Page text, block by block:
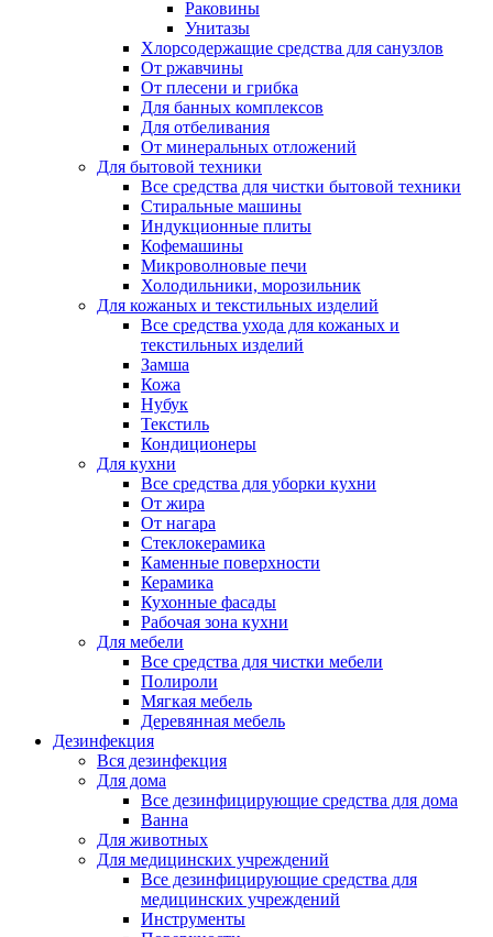
Раковины
Унитазы
Хлорсодержащие средства для санузлов
От ржавчины
От плесени и грибка
Для банных комплексов
Для отбеливания
От минеральных отложений
Для бытовой техники
Все средства для чистки бытовой техники
Стиральные машины
Индукционные плиты
Кофемашины
Микроволновые печи
Холодильники, морозильник
Для кожаных и текстильных изделий
Все средства ухода для кожаных и
текстильных изделий
Замша
Кожа
Нубук
Текстиль
Кондиционеры
Для кухни
Все средства для уборки кухни
От жира
От нагара
Стеклокерамика
Каменные поверхности
Керамика
Кухонные фасады
Рабочая зона кухни
Для мебели
Все средства для чистки мебели
Полироли
Мягкая мебель
Деревянная мебель
Дезинфекция
Вся дезинфекция
Для дома
Все дезинфицирующие средства для дома
Ванна
Для животных
Для медицинских учреждений
Все дезинфицирующие средства для
медицинских учреждений
Инструменты